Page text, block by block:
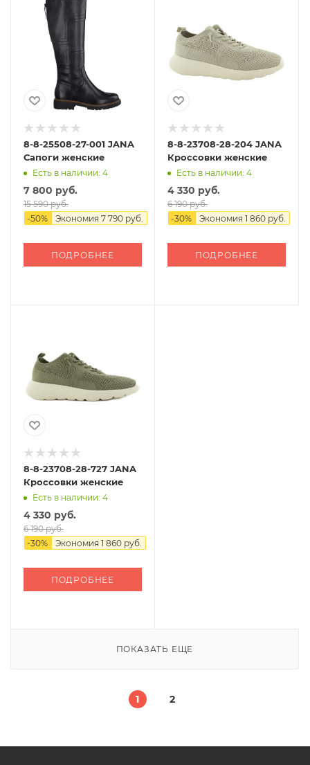
8-8-25508-27-001 JANA
Сапоги женские
Есть в наличии: 4
7 800 руб.
15 590 руб.
-50% Экономия 7 790 руб.
ПОДРОБНЕЕ
8-8-23708-28-204 JANA
Кроссовки женские
Есть в наличии: 4
4 330 руб.
6 190 руб.
-30% Экономия 1 860 руб.
ПОДРОБНЕЕ
8-8-23708-28-727 JANA
Кроссовки женские
Есть в наличии: 4
4 330 руб.
6 190 руб.
-30% Экономия 1 860 руб.
ПОДРОБНЕЕ
ПОКАЗАТЬ ЕЩЕ
1 2